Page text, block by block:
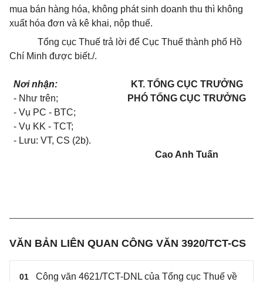
mua bán hàng hóa, không phát sinh doanh thu thì không
xuất hóa đơn và kê khai, nộp thuế.
Tổng cục Thuế trả lời để Cục Thuế thành phố Hồ
Chí Minh được biết./.
Nơi nhận:
- Như trên;
- Vụ PC - BTC;
- Vụ KK - TCT;
- Lưu: VT, CS (2b).
KT. TỔNG CỤC TRƯỞNG
PHÓ TỔNG CỤC TRƯỞNG
Cao Anh Tuấn
VĂN BẢN LIÊN QUAN CÔNG VĂN 3920/TCT-CS
01
Công văn 4621/TCT-DNL của Tổng cục Thuế về